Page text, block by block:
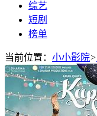
综艺
短剧
榜单
当前位置： 小小影院>